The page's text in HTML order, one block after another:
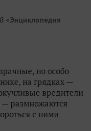
«Энциклопедия
но особо
на грядках —
вредители
— размножаются
с ними